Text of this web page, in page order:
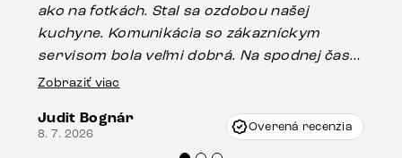
ako na fotkách. Stal sa ozdobou našej
kuchyne. Komunikácia so zákazníckym
servisom bola veľmi dobrá. Na spodnej časti
stola bolo malé poškodenie, pravdepodobne
Vincze pri riešení mojej záležitosti pristúpili
veľmi korektne. Odporúčam produkty Delife
Zobraziť viac
Judit Bognár
8. 7. 2026 Overená recenzia